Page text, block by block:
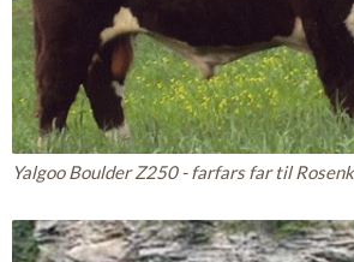
Yalgoo Boulder Z250 - farfars far til